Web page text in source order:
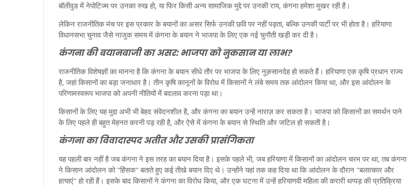
बॉलीवुड में नेपोटिज्म पर उनका रुख हो, या फिर किसी अन्य सामाजिक मुद्दे पर उनकी राय, कंगना हमेशा मुखर रही हैं।
लेकिन राजनीतिक मंच पर इस प्रकार के बयानों का असर सिर्फ उनकी छवि पर नहीं पड़ता, बल्कि उनकी पार्टी पर भी होता है। हरियाणा
विधानसभा चुनाव जैसे नाजुक समय में कंगना के बयान ने भाजपा के लिए एक नई चुनौती खड़ी कर दी है।
कंगना की बयानबाजी का असर: भाजपा को नुकसान या लाभ?
राजनीतिक विशेषज्ञों का मानना है कि कंगना के बयान सीधे तौर पर भाजपा के लिए नुक़सानदेह हो सकते हैं। हरियाणा एक कृषि प्रधान राज्य
है, जहां किसानों का बड़ा जनाधार है। तीन कृषि कानूनों के विरोध में किसानों ने लंबे समय तक आंदोलन किया था, और इस आंदोलन के
परिणामस्वरूप भाजपा को अपनी नीतियों में बदलाव करना पड़ा था।
किसानों के लिए यह मुद्दा अभी भी बेहद संवेदनशील है, और कंगना का बयान उन्हें नाराज़ कर सकता है। भाजपा को किसानों का समर्थन पाने
के लिए पहले ही बहुत मेहनत करनी पड़ रही है, और ऐसे में कंगना के बयान से स्थिति और जटिल हो सकती है।
कंगना का विवादास्पद अतीत और उसकी प्रासंगिकता
यह पहली बार नहीं है जब कंगना ने इस तरह का बयान दिया है। इसके पहले भी, जब हरियाणा में किसानों का आंदोलन चरम पर था, तब कंगना
ने किसान आंदोलन को "हिंसक" बताते हुए कई तीखे बयान दिए थे। उन्होंने यहां तक कह दिया था कि आंदोलन के दौरान "बलात्कार और
हत्याएं" हो रही हैं। इसके बाद किसानों ने कंगना का विरोध किया, और एक घटना में उन्हें हरियाणवी महिला की करारी थप्पड़ की प्रतिक्रिया